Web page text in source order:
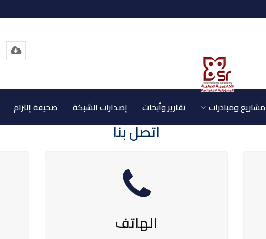
مشاريع ومبادرات تقارير وأبحاث إصدارات الشبكة صحيفة إلتزام
الرئيسية / اتصل بنا
اتصل بنا
الهاتف